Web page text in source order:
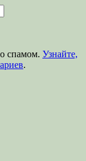
спамом. Узнайте,
.